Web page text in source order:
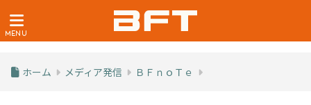
ホーム メディア発信 ＢＦｎｏＴｅ